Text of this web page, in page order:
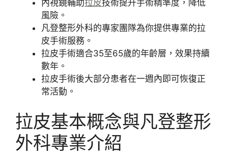
內視鏡輔助拉皮技術提升手術精準度，降低
風險。
凡登整形外科的專家團隊為你提供專業的拉
皮手術服務。
拉皮手術適合35至65歲的年齡層，效果持續
數年。
拉皮手術後大部分患者在一週內即可恢復正
常活動。
拉皮基本概念與凡登整形
外科專業介紹